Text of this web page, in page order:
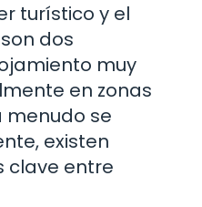
turístico y el
dos
muy
en zonas
menudo se
existen
clave entre